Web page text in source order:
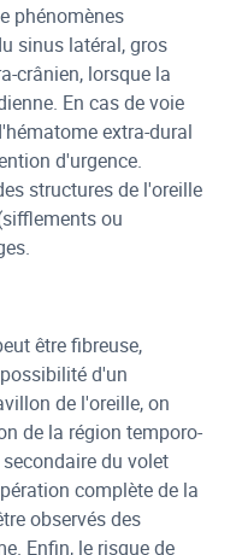
phénomènes
sinus latéral, gros
crânien, lorsque la
En cas de voie
extra-dural
d'urgence.
structures de l'oreille
ou
être fibreuse,
d'un
de l'oreille, on
de la région temporo-
du volet
complète de la
observés des
Enfin, le risque de